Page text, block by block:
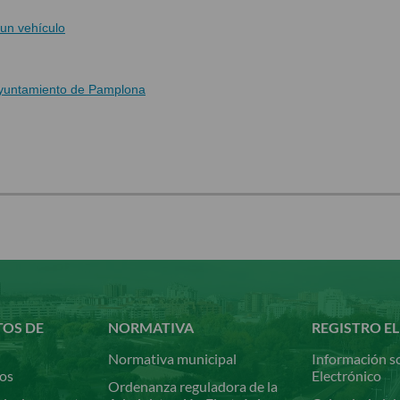
vehículo
de Pamplona
DE
NORMATIVA
Normativa municipal
Ordenanza reguladora de la
REGISTRO
Información
Electrónico